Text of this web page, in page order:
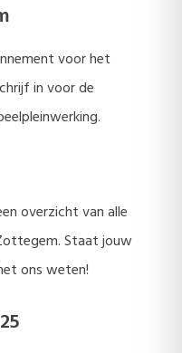
voor het
in voor de
overzicht van alle
Staat jouw
ons weten!